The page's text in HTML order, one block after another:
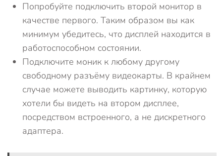
Попробуйте подключить второй монитор в
качестве первого. Таким образом вы как
минимум убедитесь, что дисплей находится в
работоспособном состоянии.
Подключите моник к любому другому
свободному разъёму видеокарты. В крайнем
случае можете выводить картинку, которую
хотели бы видеть на втором дисплее,
посредством встроенного, а не дискретного
адаптера.